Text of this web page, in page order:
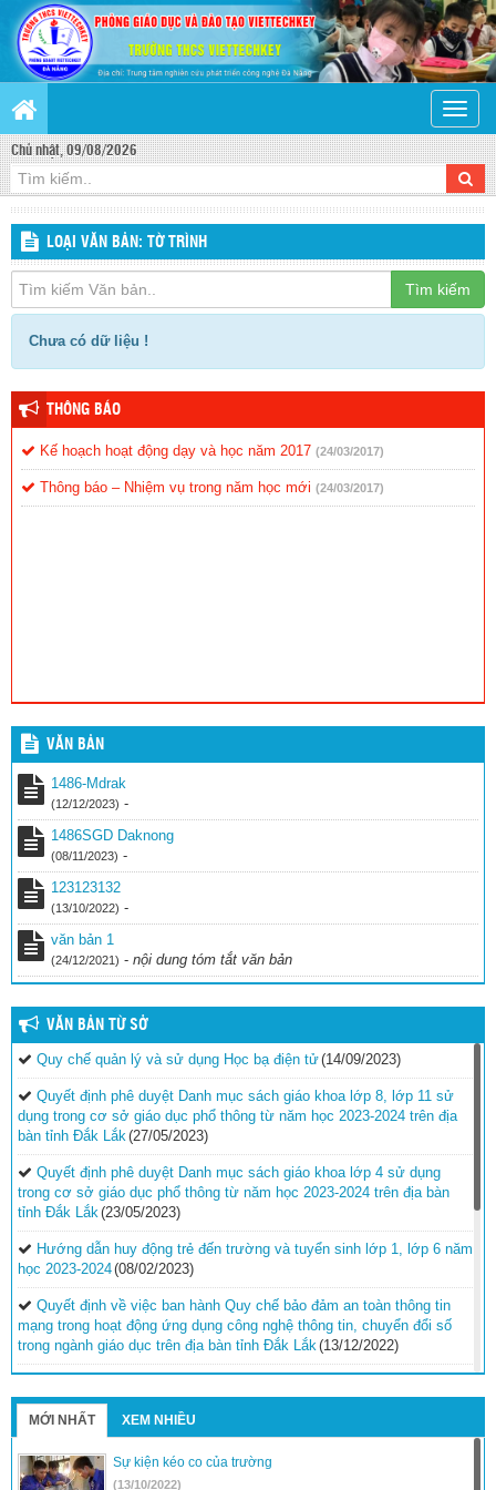
Toggle
Chủ nhật, 09/08/2026
LOẠI VĂN BẢN: TỜ TRÌNH
Tìm kiếm
Chưa có dữ liệu !
THÔNG BÁO
Kế hoạch hoạt động dạy và học năm 2017 (24/03/2017)
Thông báo – Nhiệm vụ trong năm học mới (24/03/2017)
VĂN BẢN
1486-Mdrak
(12/12/2023) -
1486SGD Daknong
(08/11/2023) -
123123132
(13/10/2022) -
văn bản 1
(24/12/2021) - nội dung tóm tắt văn bản
VĂN BẢN TỪ SỞ
Quy chế quản lý và sử dụng Học bạ điện tử(14/09/2023)
Quyết định phê duyệt Danh mục sách giáo khoa lớp 8, lớp 11 sử
dụng trong cơ sở giáo dục phổ thông từ năm học 2023-2024 trên địa
bàn tỉnh Đắk Lắk (27/05/2023)
Quyết định phê duyệt Danh mục sách giáo khoa lớp 4 sử dụng
trong cơ sở giáo dục phổ thông từ năm học 2023-2024 trên địa bàn
tỉnh Đắk Lắk (23/05/2023)
Hướng dẫn huy động trẻ đến trường và tuyển sinh lớp 1, lớp 6 năm
học 2023-2024(08/02/2023)
Quyết định về việc ban hành Quy chế bảo đảm an toàn thông tin
mạng trong hoạt động ứng dụng công nghệ thông tin, chuyển đổi số
trong ngành giáo dục trên địa bàn tỉnh Đắk Lắk (13/12/2022)
2023(30/11/2022)
Nghị quyết Quy định mức hỗ trợ đối với trẻ em, giáo viên và cơ sở
giáo dục mầm non độc lập thuộc loại hình dân lập, tư thục ở địa bàn
có khu công nghiệp tại tỉnh Đắk Lắk
MỚI NHẤT XEM NHIỀU
Sự kiện kéo co của trường
(13/10/2022)